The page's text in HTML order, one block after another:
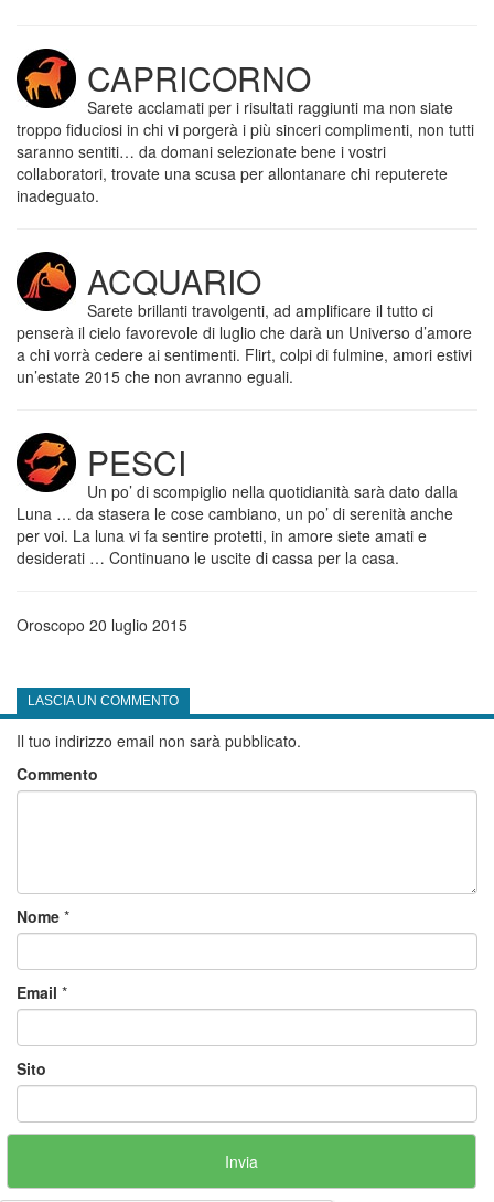
CAPRICORNO
Sarete acclamati per i risultati raggiunti ma non siate
troppo fiduciosi in chi vi porgerà i più sinceri complimenti, non tutti
saranno sentiti… da domani selezionate bene i vostri
collaboratori, trovate una scusa per allontanare chi reputerete
inadeguato.
ACQUARIO
Sarete brillanti travolgenti, ad amplificare il tutto ci
penserà il cielo favorevole di luglio che darà un Universo d’amore
a chi vorrà cedere ai sentimenti. Flirt, colpi di fulmine, amori estivi
un’estate 2015 che non avranno eguali.
PESCI
Un po’ di scompiglio nella quotidianità sarà dato dalla
Luna … da stasera le cose cambiano, un po’ di serenità anche
per voi. La luna vi fa sentire protetti, in amore siete amati e
desiderati … Continuano le uscite di cassa per la casa.
Oroscopo 20 luglio 2015
LASCIA UN COMMENTO
Il tuo indirizzo email non sarà pubblicato.
Commento
Nome *
Email *
Sito